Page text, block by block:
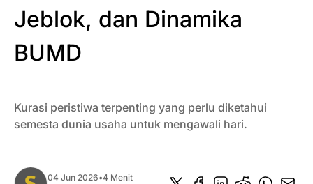
Jeblok, dan Dinamika
BUMD
Kurasi peristiwa terpenting yang perlu diketahui
semesta dunia usaha untuk mengawali hari.
04 Jun 2026•4 Menit